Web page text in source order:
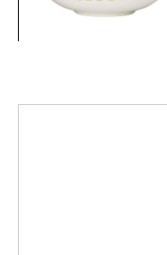
詳細を見る